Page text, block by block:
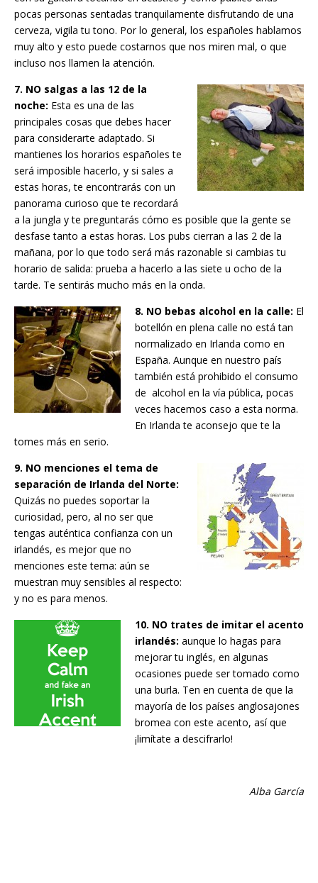
pocas personas sentadas tranquilamente disfrutando de una
cerveza, vigila tu tono. Por lo general, los españoles hablamos
muy alto y esto puede costarnos que nos miren mal, o que
incluso nos llamen la atención.
7. NO salgas a las 12 de la
noche: Esta es una de las
principales cosas que debes hacer
para considerarte adaptado. Si
mantienes los horarios españoles te
será imposible hacerlo, y si sales a
estas horas, te encontrarás con un
panorama curioso que te recordará
a la jungla y te preguntarás cómo es posible que la gente se
desfase tanto a estas horas. Los pubs cierran a las 2 de la
mañana, por lo que todo será más razonable si cambias tu
horario de salida: prueba a hacerlo a las siete u ocho de la
tarde. Te sentirás mucho más en la onda.
8. NO bebas alcohol en la calle: El
botellón en plena calle no está tan
normalizado en Irlanda como en
España. Aunque en nuestro país
también está prohibido el consumo
de alcohol en la vía pública, pocas
veces hacemos caso a esta norma.
En Irlanda te aconsejo que te la
tomes más en serio.
9. NO menciones el tema de
separación de Irlanda del Norte:
Quizás no puedes soportar la
curiosidad, pero, al no ser que
tengas auténtica confianza con un
irlandés, es mejor que no
menciones este tema: aún se
muestran muy sensibles al respecto:
y no es para menos.
10. NO trates de imitar el acento
irlandés: aunque lo hagas para
mejorar tu inglés, en algunas
ocasiones puede ser tomado como
una burla. Ten en cuenta de que la
mayoría de los países anglosajones
bromea con este acento, así que
¡limítate a descifrarlo!
Alba García